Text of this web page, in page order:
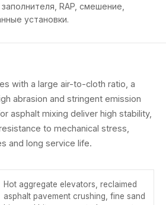
RAP, смешение,
установки.
with a large air-to-cloth ratio, a
abrasion and stringent emission
asphalt mixing deliver high stability,
to mechanical stress,
and long service life.
Hot aggregate elevators, reclaimed
asphalt pavement crushing, fine sand